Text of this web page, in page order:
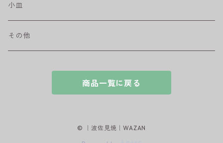
ハンディ小皿
和ミモザ
小皿
その他
商品一覧に戻る
© ｜波佐見焼｜WAZAN